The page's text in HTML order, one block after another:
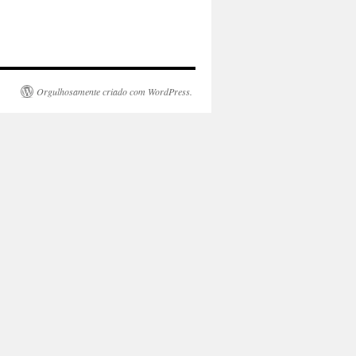
Orgulhosamente criado com WordPress.